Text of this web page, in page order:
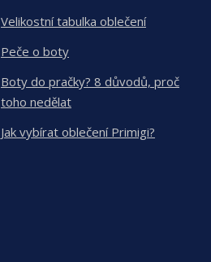
Velikostní tabulka oblečení
Peče o boty
Boty do pračky? 8 důvodů, proč
toho nedělat
Jak vybírat oblečení Primigi?